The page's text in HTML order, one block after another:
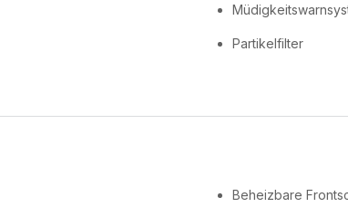
Partikelfilter
Beheizbare